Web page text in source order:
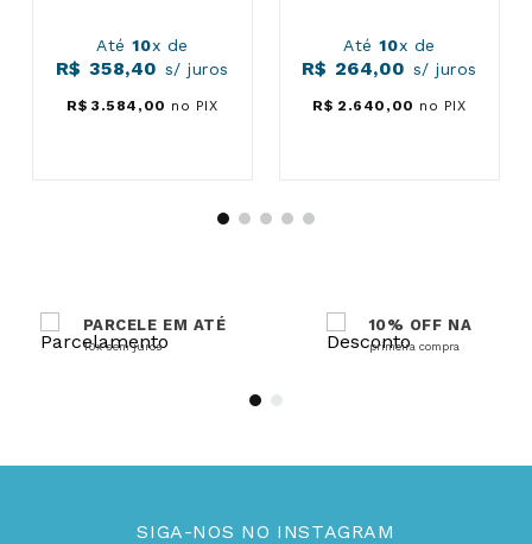
Até10x de
R$ 358,40 s/ juros
R$ 3 .584 , 00 no PIX
Até10x de
R$ 264,00 s/ juros
R$ 2 .640 , 00 no PIX
PARCELE EM ATÉ
10x sem juros
10% OFF NA
primeira compra
SIGA-NOS NO INSTAGRAM